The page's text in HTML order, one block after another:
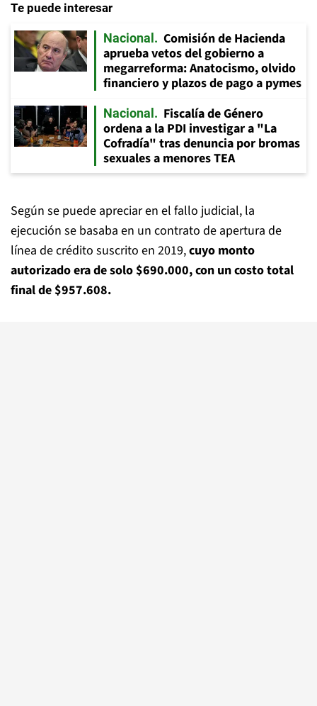
Te puede interesar
Nacional
Comisión de Hacienda
aprueba vetos del gobierno a
megarreforma: Anatocismo, olvido
financiero y plazos de pago a pymes
Nacional
Fiscalía de Género
ordena a la PDI investigar a "La
Cofradía" tras denuncia por bromas
sexuales a menores TEA
Según se puede apreciar en el fallo judicial, la
ejecución se basaba en un contrato de apertura de
línea de crédito suscrito en 2019,cuyo monto
autorizado era de solo $690.000, con un costo total
final de $957.608.